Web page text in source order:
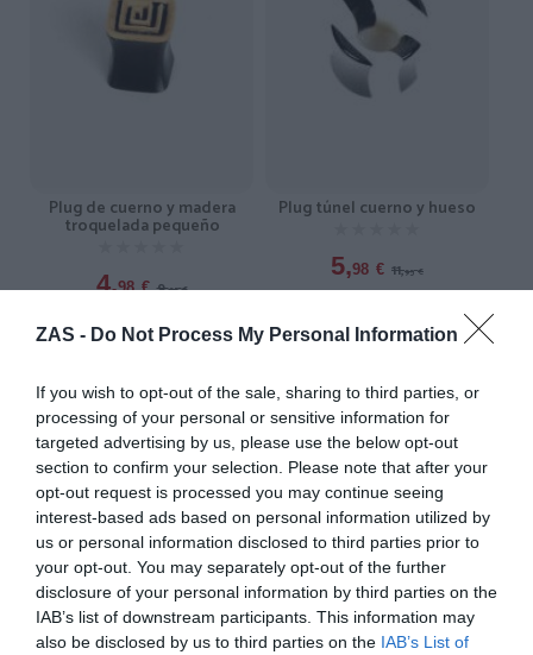
ZAS - Do Not Process My Personal Information
If you wish to opt-out of the sale, sharing to third parties, or
processing of your personal or sensitive information for
targeted advertising by us, please use the below opt-out
section to confirm your selection. Please note that after your
opt-out request is processed you may continue seeing
interest-based ads based on personal information utilized by
us or personal information disclosed to third parties prior to
your opt-out. You may separately opt-out of the further
disclosure of your personal information by third parties on the
IAB’s list of downstream participants. This information may
also be disclosed by us to third parties on the IAB’s List of
Plug de cuerno y madera
troquelada pequeño
4,98 € 9,95 €
Plug túnel cuerno y hueso
5,98 € 11,95 €
Ver producto
-50% -50%